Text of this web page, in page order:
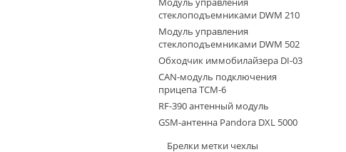
стеклоподъемниками DWM 210
Модуль управления
стеклоподъемниками DWM 502
Обходчик иммобилайзера DI-03
CAN-модуль подключения
прицепа TCM-6
RF-390 антенный модуль
GSM-антенна Pandora DXL 5000
Брелки метки чехлы